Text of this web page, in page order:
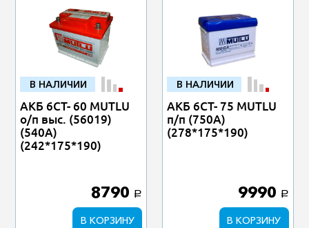
В НАЛИЧИИ
АКБ 6СТ- 60 MUTLU
о/п выс. (56019)
(540А)
(242*175*190)
8790 a
В КОРЗИНУ
В НАЛИЧИИ
АКБ 6СТ- 75 MUTLU
п/п (750А)
(278*175*190)
9990 a
В КОРЗИНУ